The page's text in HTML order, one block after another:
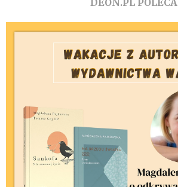
DEON.PL POLECA